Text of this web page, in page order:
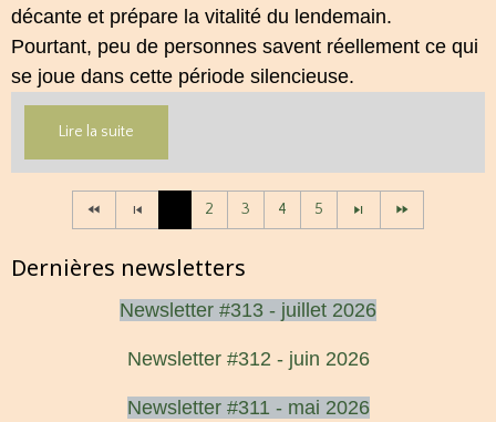
décante et prépare la vitalité du lendemain.
Pourtant, peu de personnes savent réellement ce qui
se joue dans cette période silencieuse.
Lire la suite
2 3 4 5
Dernières newsletters
Newsletter #313 - juillet 2026
Newsletter #312 - juin 2026
Newsletter #311 - mai 2026